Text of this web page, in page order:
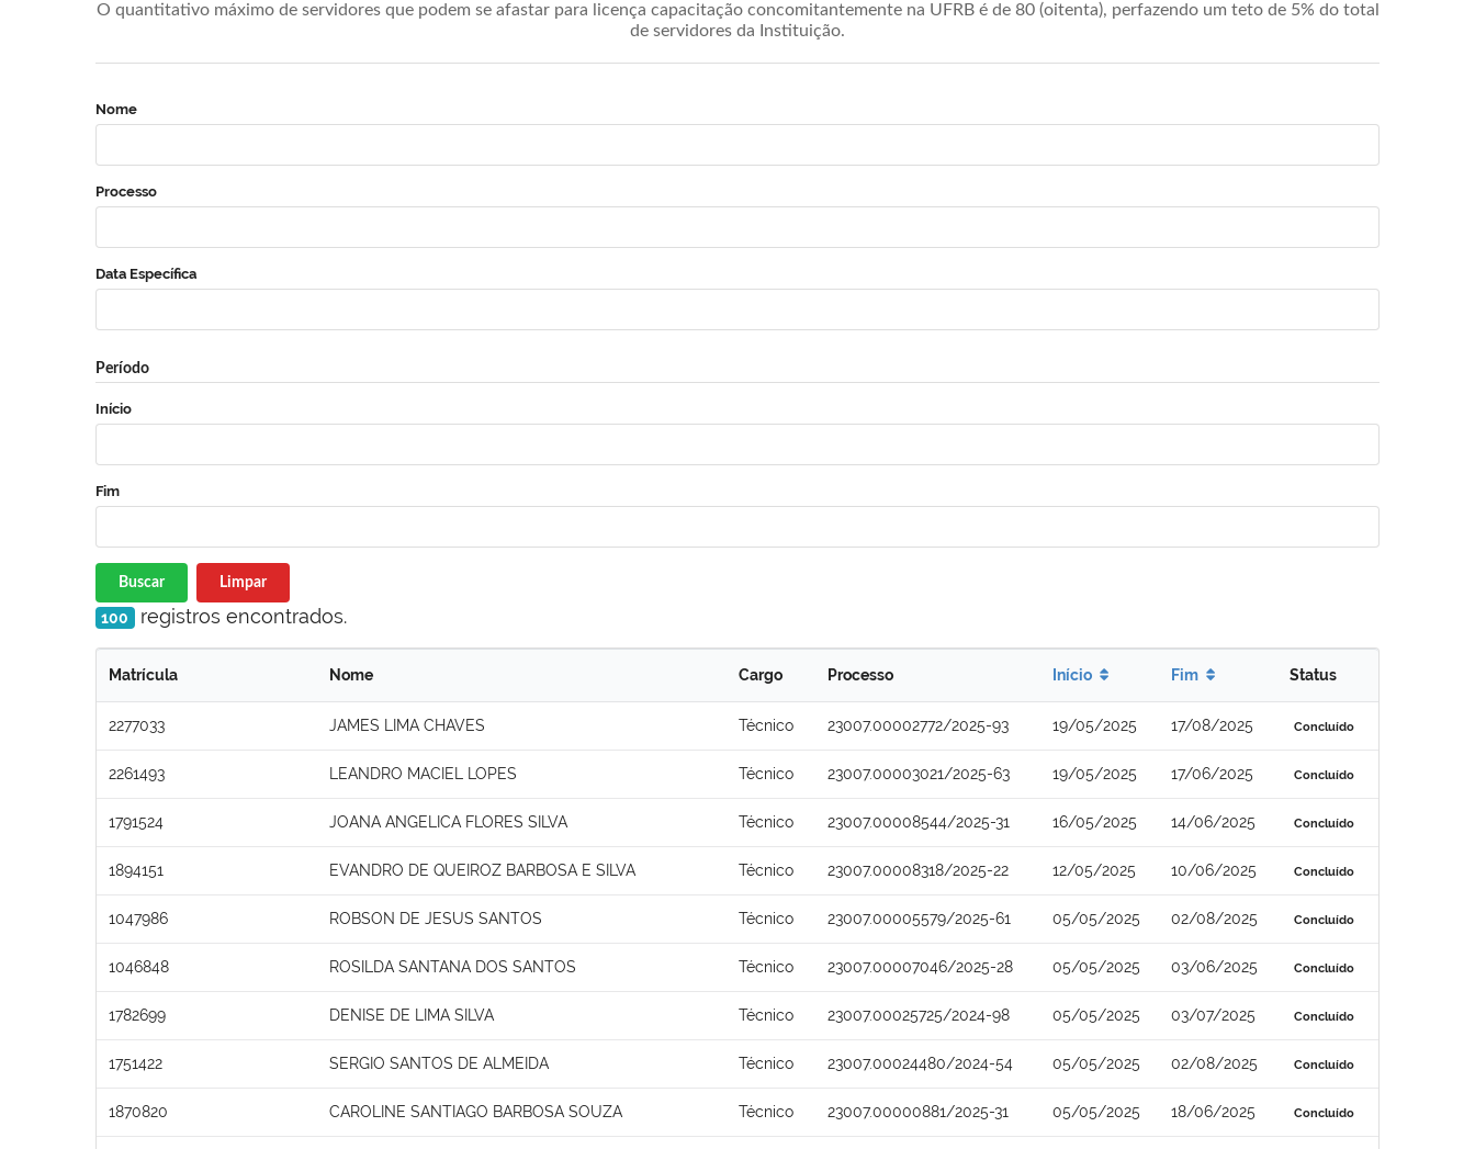
O quantitativo máximo de servidores que podem se afastar para licença capacitação concomitantemente na UFRB é de 80 (oitenta), perfazendo um teto de 5% do total
de servidores da Instituição.
Nome
Processo
Data Específica
Período
Início
Fim
Buscar Limpar
100 registros encontrados.
Matrícula Nome Cargo Processo Início Fim Status
2277033 JAMES LIMA CHAVES Técnico 23007.00002772/2025-93 19/05/2025 17/08/2025 Concluído
2261493 LEANDRO MACIEL LOPES Técnico 23007.00003021/2025-63 19/05/2025 17/06/2025 Concluído
1791524 JOANA ANGELICA FLORES SILVA Técnico 23007.00008544/2025-31 16/05/2025 14/06/2025 Concluído
1894151 EVANDRO DE QUEIROZ BARBOSA E SILVA Técnico 23007.00008318/2025-22 12/05/2025 10/06/2025 Concluído
1047986 ROBSON DE JESUS SANTOS Técnico 23007.00005579/2025-61 05/05/2025 02/08/2025 Concluído
1046848 ROSILDA SANTANA DOS SANTOS Técnico 23007.00007046/2025-28 05/05/2025 03/06/2025 Concluído
1782699 DENISE DE LIMA SILVA Técnico 23007.00025725/2024-98 05/05/2025 03/07/2025 Concluído
1751422 SERGIO SANTOS DE ALMEIDA Técnico 23007.00024480/2024-54 05/05/2025 02/08/2025 Concluído
1870820 CAROLINE SANTIAGO BARBOSA SOUZA Técnico 23007.00000881/2025-31 05/05/2025 18/06/2025 Concluído